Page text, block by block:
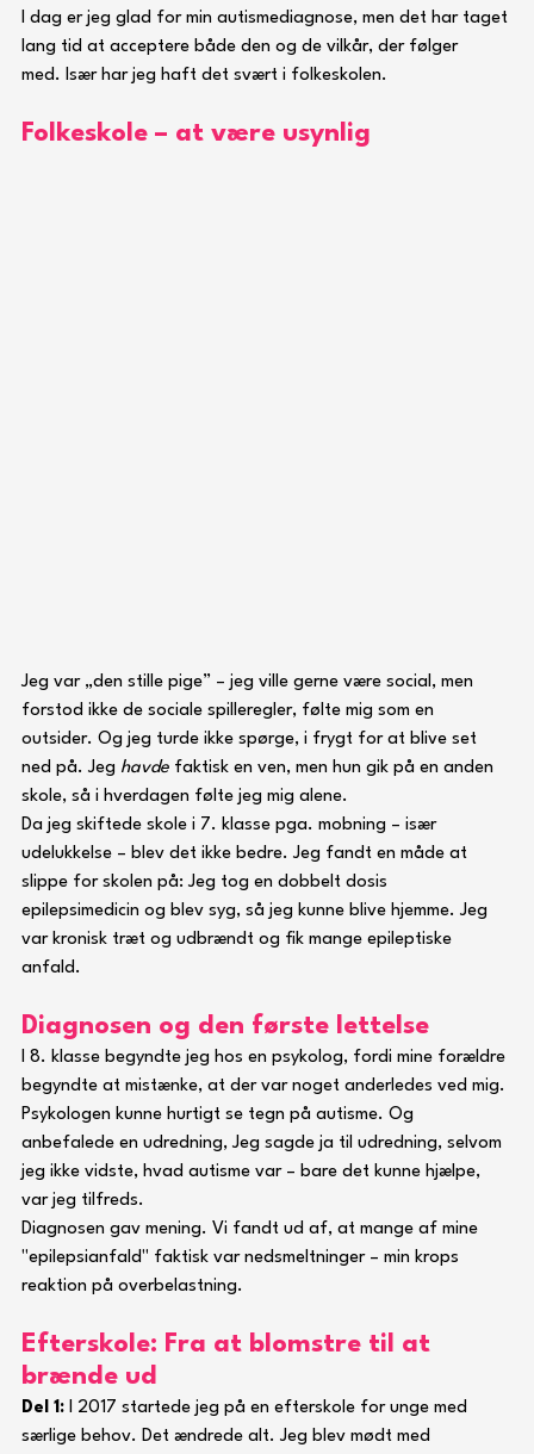
I dag er jeg glad for min autismediagnose, men det har taget
lang tid at acceptere både den og de vilkår, der følger
med. Især har jeg haft det svært i folkeskolen.
Folkeskole – at være usynlig
Jeg var „den stille pige” – jeg ville gerne være social, men
forstod ikke de sociale spilleregler, følte mig som en
outsider. Og jeg turde ikke spørge, i frygt for at blive set
ned på. Jeg havde faktisk en ven, men hun gik på en anden
skole, så i hverdagen følte jeg mig alene.
Da jeg skiftede skole i 7. klasse pga. mobning – især
udelukkelse – blev det ikke bedre. Jeg fandt en måde at
slippe for skolen på: Jeg tog en dobbelt dosis
epilepsimedicin og blev syg, så jeg kunne blive hjemme. Jeg
var kronisk træt og udbrændt og fik mange epileptiske
anfald.
Diagnosen og den første lettelse
I 8. klasse begyndte jeg hos en psykolog, fordi mine forældre
begyndte at mistænke, at der var noget anderledes ved mig.
Psykologen kunne hurtigt se tegn på autisme. Og
anbefalede en udredning, Jeg sagde ja til udredning, selvom
jeg ikke vidste, hvad autisme var – bare det kunne hjælpe,
var jeg tilfreds.
Diagnosen gav mening. Vi fandt ud af, at mange af mine
"epilepsianfald" faktisk var nedsmeltninger – min krops
reaktion på overbelastning.
Efterskole: Fra at blomstre til at
brænde ud
Del 1:
I 2017 startede jeg på en efterskole for unge med
særlige behov. Det ændrede alt. Jeg blev mødt med